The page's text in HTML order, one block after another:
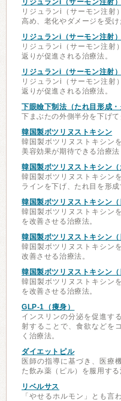
リジュランi（サーモン注射）
リジュランi（サーモン注射
高め、老化やダメージを受
リジュランi（サーモン注射）
リジュランi（サーモン注射
返りが促進される治療法。
リジュランi（サーモン注射）
リジュランi（サーモン注射
返りが促進される治療法。
下眼瞼下制法（たれ目形成・
下まぶたの外側半分を下げて
韓国製ボツリヌストキシン
韓国製ボツリヌストキシン
美容効果が期待できる治療法
韓国製ボツリヌストキシン（
韓国製ボツリヌストキシン
ラインを下げ、たれ目を形成
韓国製ボツリヌストキシン（
韓国製ボツリヌストキシン
を改善させる治療法。
韓国製ボツリヌストキシン（
韓国製ボツリヌストキシン
改善させる治療法。
韓国製ボツリヌストキシン（
韓国製ボツリヌストキシン
を改善させる治療法。
GLP-1（痩身）
インスリンの分泌を促進す
射することで、食欲などを
く治療法。
ダイエットピル
医師の指導に基づき、医療
た飲み薬（ピル）を服用する
リベルサス
「やせるホルモン」とも言